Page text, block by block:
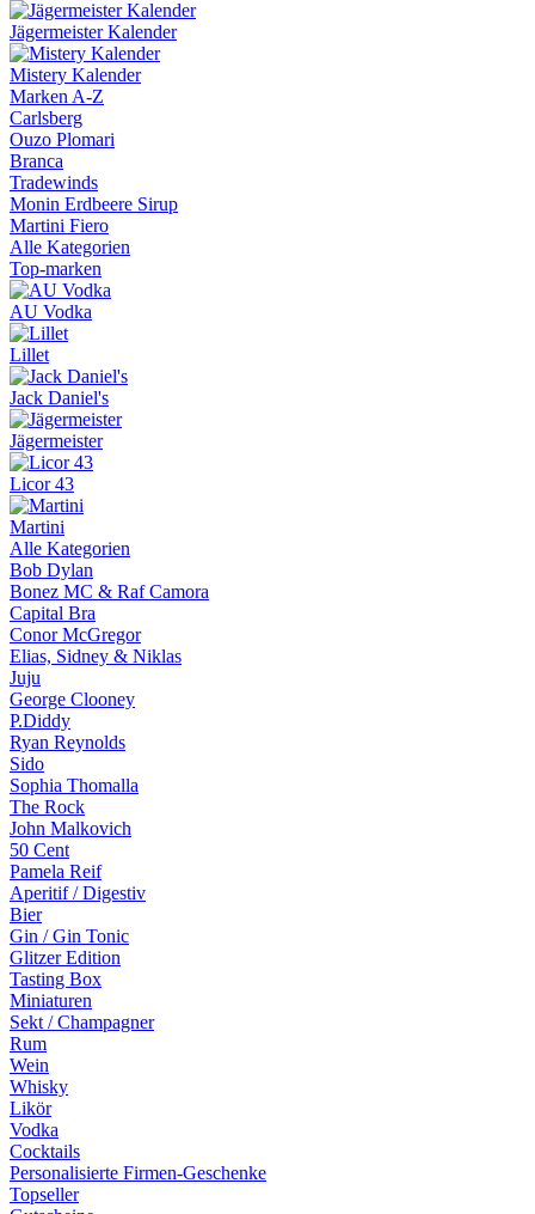
Jägermeister Kalender
Mistery Kalender
Marken A-Z
Carlsberg
Ouzo Plomari
Branca
Tradewinds
Monin Erdbeere Sirup
Martini Fiero
Alle Kategorien
Top-marken
AU Vodka
Lillet
Jack Daniel's
Jägermeister
Licor 43
Martini
Alle Kategorien
Bob Dylan
Bonez MC & Raf Camora
Capital Bra
Conor McGregor
Elias, Sidney & Niklas
Juju
George Clooney
P.Diddy
Ryan Reynolds
Sido
Sophia Thomalla
The Rock
John Malkovich
50 Cent
Pamela Reif
Aperitif / Digestiv
Bier
Gin / Gin Tonic
Glitzer Edition
Tasting Box
Miniaturen
Sekt / Champagner
Rum
Wein
Whisky
Likör
Vodka
Cocktails
Personalisierte Firmen-Geschenke
Topseller